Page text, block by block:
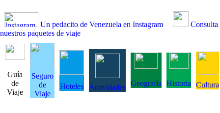
Un pedacito de Venezuela en Instagram
Consulta
nuestros paquetes de viaje
Guía
de
Viaje
Seguro
de
Viaje
Hoteles Actividades Geografía Historia Cultura